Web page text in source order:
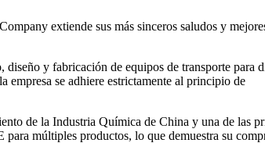
extiende sus más sinceros saludos y
y fabricación de equipos de transporte
empresa se adhiere estrictamente al principio de
de la Industria Química de China y una de las
múltiples productos, lo que demuestra su